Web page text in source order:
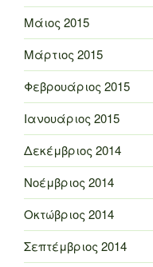
Μάιος 2015
Μάρτιος 2015
Φεβρουάριος 2015
Ιανουάριος 2015
Δεκέμβριος 2014
Νοέμβριος 2014
Οκτώβριος 2014
Σεπτέμβριος 2014